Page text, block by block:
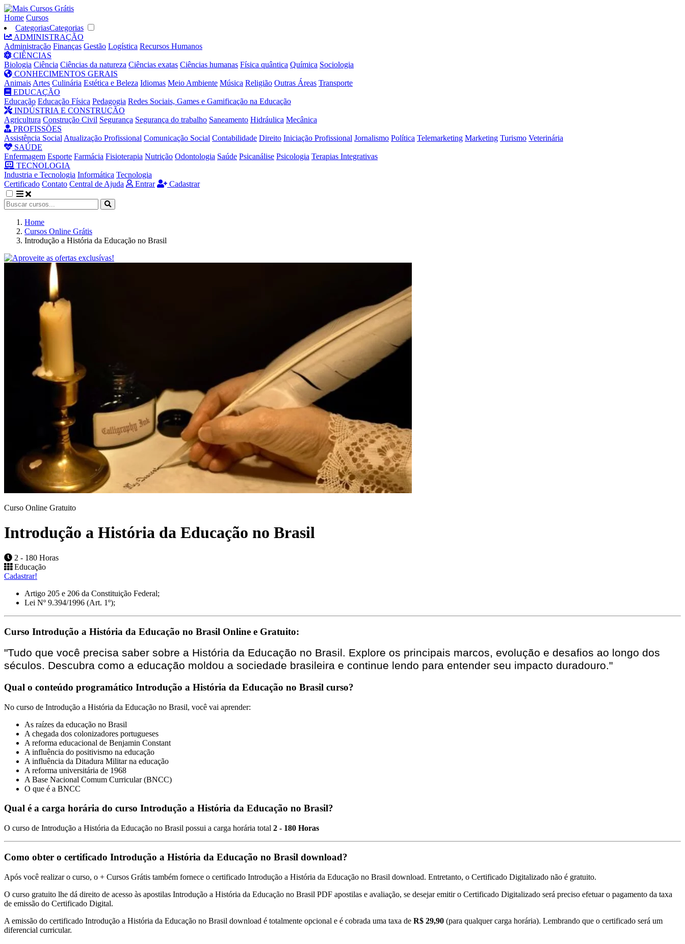
Home Cursos
CategoriasCategorias
ADMINISTRAÇÃO
Administração Finanças Gestão Logística Recursos Humanos
CIÊNCIAS
Biologia Ciência Ciências da natureza Ciências exatas Ciências humanas Física quântica Química Sociologia
CONHECIMENTOS GERAIS
Animais Artes Culinária Estética e Beleza Idiomas Meio Ambiente Música Religião Outras Áreas Transporte
EDUCAÇÃO
Educação Educação Física Pedagogia Redes Sociais, Games e Gamificação na Educação
INDÚSTRIA E CONSTRUÇÃO
Agricultura Construção Civil Segurança Segurança do trabalho Saneamento Hidráulica Mecânica
PROFISSÕES
Assistência Social Atualização Profissional Comunicação Social Contabilidade Direito Iniciação Profissional Jornalismo Política Telemarketing Marketing Turismo Veterinária
SAÚDE
Enfermagem Esporte Farmácia Fisioterapia Nutrição Odontologia Saúde Psicanálise Psicologia Terapias Integrativas
TECNOLOGIA
Industria e Tecnologia Informática Tecnologia
Certificado Contato Central de Ajuda Entrar Cadastrar
Home
Cursos Online Grátis
Introdução a História da Educação no Brasil
Curso Online Gratuito
Introdução a História da Educação no Brasil
2 - 180 Horas
Educação
Cadastrar!
Artigo 205 e 206 da Constituição Federal;
Lei Nº 9.394/1996 (Art. 1º);
Curso Introdução a História da Educação no Brasil Online e Gratuito:
"Tudo que você precisa saber sobre a História da Educação no Brasil. Explore os principais marcos, evolução e desafios ao longo dos
séculos. Descubra como a educação moldou a sociedade brasileira e continue lendo para entender seu impacto duradouro."
Qual o conteúdo programático Introdução a História da Educação no Brasil curso?
No curso de Introdução a História da Educação no Brasil, você vai aprender:
As raízes da educação no Brasil
A chegada dos colonizadores portugueses
A reforma educacional de Benjamin Constant
A influência do positivismo na educação
A influência da Ditadura Militar na educação
A reforma universitária de 1968
A Base Nacional Comum Curricular (BNCC)
O que é a BNCC
Qual é a carga horária do curso Introdução a História da Educação no Brasil?
O curso de Introdução a História da Educação no Brasil possui a carga horária total 2 - 180 Horas
Como obter o certificado Introdução a História da Educação no Brasil download?
Após você realizar o curso, o + Cursos Grátis também fornece o certificado Introdução a História da Educação no Brasil download. Entretanto, o Certificado Digitalizado não é gratuito.
O curso gratuito lhe dá direito de acesso às apostilas Introdução a História da Educação no Brasil PDF apostilas e avaliação, se desejar emitir o Certificado Digitalizado será preciso efetuar o pagamento da taxa
de emissão do Certificado Digital.
A emissão do certificado Introdução a História da Educação no Brasil download é totalmente opcional e é cobrada uma taxa de R$ 29,90 (para qualquer carga horária). Lembrando que o certificado será um
diferencial curricular.